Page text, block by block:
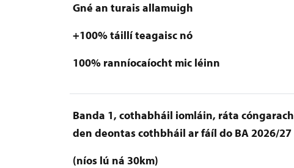
Gné an turais allamuigh
+100% táillí teagaisc nó
100% ranníocaíocht mic léinn
Banda 1, cothabháil iomláin, ráta cóngarach
den deontas cothbháil ar fáíl do BA 2026/27
(níos lú ná 30km)